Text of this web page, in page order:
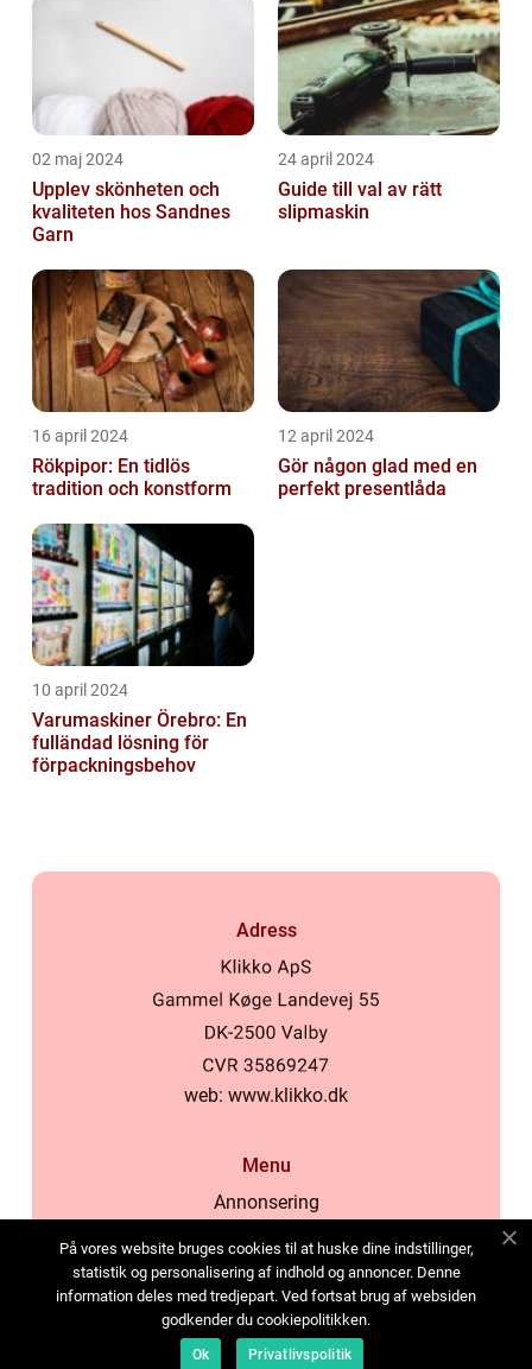
02 maj 2024
Upplev skönheten och
kvaliteten hos Sandnes
Garn
24 april 2024
Guide till val av rätt
slipmaskin
16 april 2024
Rökpipor: En tidlös
tradition och konstform
12 april 2024
Gör någon glad med en
perfekt presentlåda
10 april 2024
Varumaskiner Örebro: En
fulländad lösning för
förpackningsbehov
Adress
web: www.klikko.dk
Menu
Annonsering
Cookies
Kontakta oss
Sitemap
På vores website bruges cookies til at huske dine indstillinger,
statistik og personalisering af indhold og annoncer. Denne
information deles med tredjepart. Ved fortsat brug af websiden
godkender du cookiepolitikken.
Ok Privatlivspolitik